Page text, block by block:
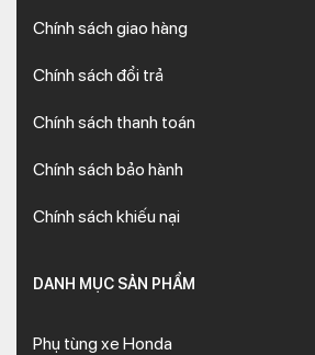
Chính sách giao hàng
Chính sách đổi trả
Chính sách thanh toán
Chính sách bảo hành
Chính sách khiếu nại
DANH MỤC SẢN PHẨM
Phụ tùng xe Honda